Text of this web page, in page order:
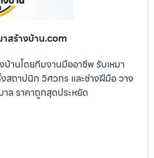
าสร้างบ้าน.com
บ้านโดยทีมงานมืออาชีพ รับเหมา
สถาปนิก วิศวกร และช่างฝีมือ วาง
าล ราคาถูกสุดประหยัด